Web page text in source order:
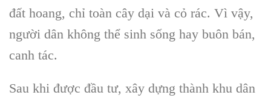
đất hoang, chỉ toàn cây dại và cỏ rác. Vì vậy,
người dân không thể sinh sống hay buôn bán,
canh tác.
Sau khi được đầu tư, xây dựng thành khu dân